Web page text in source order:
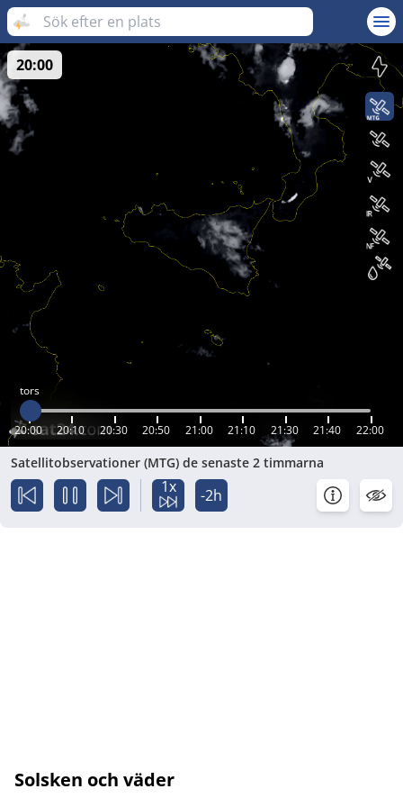
tors
20:00 20:10 20:30 20:50 21:00 21:10 21:30 21:40 22:00
20:00
Satellitobservationer (MTG) de senaste 2 timmarna
1x -2h
Solsken och väder